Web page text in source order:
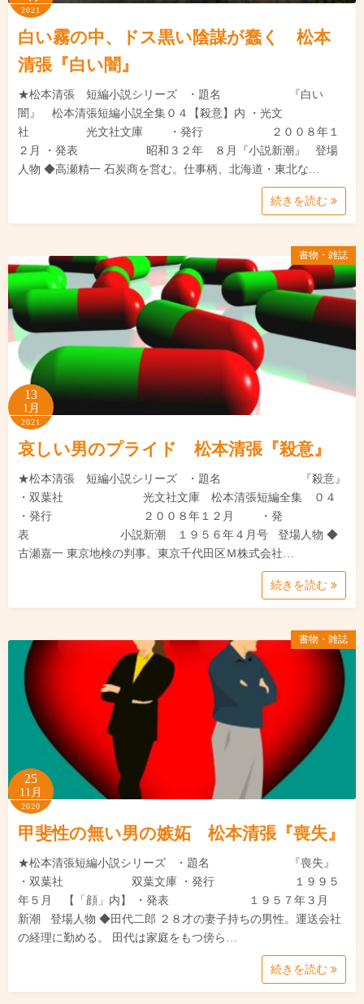
2021
白い霧の中、ドス黒い陰謀が蠢く 松本
清張『白い闇』
★松本清張 短編小説シリーズ ・題名 『白い
闇』 松本清張短編小説全集０４【殺意】内 ・光文
社 光文社文庫 ・発行 ２００８年１
２月 ・発表 昭和３２年 ８月『小説新潮』 登場
人物 ◆高瀬精一 石炭商を営む。仕事柄、北海道・東北な…
続きを読む
書物・雑誌
13
1月
2021
哀しい男のプライド 松本清張『殺意』
★松本清張 短編小説シリーズ ・題名 『殺意』
・双葉社 光文社文庫 松本清張短編全集 ０４
・発行 ２００８年１２月 ・発
表 小説新潮 １９５６年４月号 登場人物 ◆
古瀬嘉一 東京地検の判事。東京千代田区Ｍ株式会社…
続きを読む
書物・雑誌
25
11月
2020
甲斐性の無い男の嫉妬 松本清張『喪失』
★松本清張短編小説シリーズ ・題名 『喪失』
・双葉社 双葉文庫 ・発行 １９９５
年５月 【「顔」内】 ・発表 １９５７年３月
新潮 登場人物 ◆田代二郎 ２８才の妻子持ちの男性。運送会社
の経理に勤める。 田代は家庭をもつ傍ら…
続きを読む